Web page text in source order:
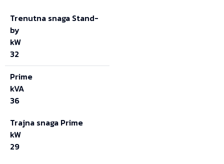
Trenutna snaga Stand-
by
kW
32
Prime
kVA
36
Trajna snaga Prime
kW
29